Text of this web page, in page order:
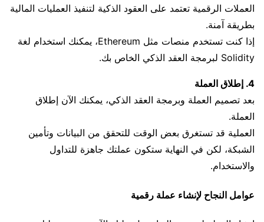
العملات الرقمية تعتمد على العقود الذكية لتنفيذ العمليات المالية
بطريقة آمنة.
إذا كنت تستخدم منصات مثل Ethereum، يمكنك استخدام لغة
Solidity لبرمجة العقد الذكي الخاص بك.
4. إطلاق العملة
بعد تصميم العملة وبرمجة العقد الذكي، يمكنك الآن إطلاق
العملة.
العملية قد تستغرق بعض الوقت للتحقق من البيانات وتأمين
الشبكة، لكن في النهاية ستكون عملتك جاهزة للتداول
والاستخدام.
عوامل النجاح لإنشاء عملة رقمية